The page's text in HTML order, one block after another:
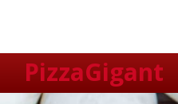
PizzaGigant